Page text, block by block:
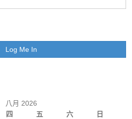
八月 2026
四 五 六 日